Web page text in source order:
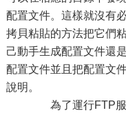
配置文件。這樣就沒有
拷貝粘貼的方法把它們
己動手生成配置文件還
配置文件並且把配置文
說明。
為了運行FTP服務